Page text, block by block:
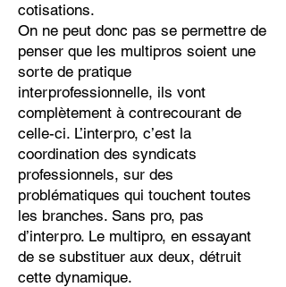
cotisations.
On ne peut donc pas se permettre de
penser que les multipros soient une
sorte de pratique
interprofessionnelle, ils vont
complètement à contrecourant de
celle-ci. L’interpro, c’est la
coordination des syndicats
professionnels, sur des
problématiques qui touchent toutes
les branches. Sans pro, pas
d’interpro. Le multipro, en essayant
de se substituer aux deux, détruit
cette dynamique.